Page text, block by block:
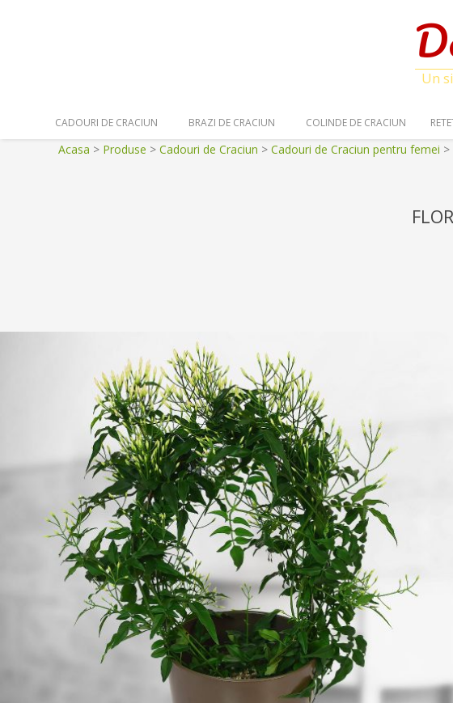
Un
Secondary
Navigation
CADOURI DE CRACIUN BRAZI DE CRACIUN COLINDE DE CRACIUN
Acasa > Produse > Cadouri de Craciun > Cadouri de Craciun pentru femei >